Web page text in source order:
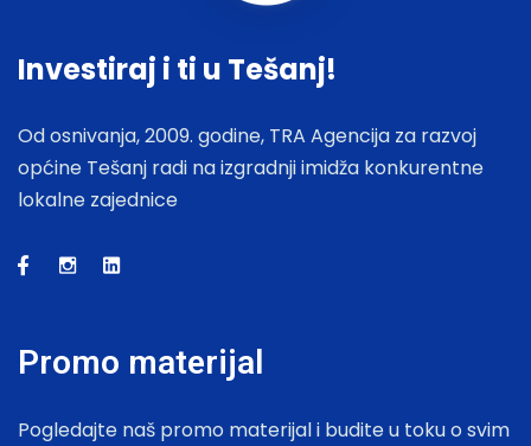
Investiraj i ti u Tešanj!
Od osnivanja, 2009. godine, TRA Agencija za razvoj
općine Tešanj radi na izgradnji imidža konkurentne
lokalne zajednice
Promo materijal
Pogledajte naš promo materijal i budite u toku o svim